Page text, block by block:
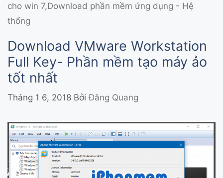
cho win 7,Download phần mềm ứng dụng - Hệ
thống
Download VMware Workstation
Full Key- Phần mềm tạo máy ảo
tốt nhất
Tháng 1 6, 2018 BởiĐăng Quang